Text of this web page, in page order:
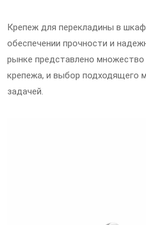
Крепеж для перекладины в
обеспечении прочности и
рынке представлено множество
крепежа, и выбор подходящего
задачей.